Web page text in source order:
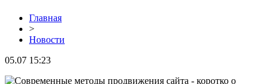
Главная
>
Новости
05.07 15:23